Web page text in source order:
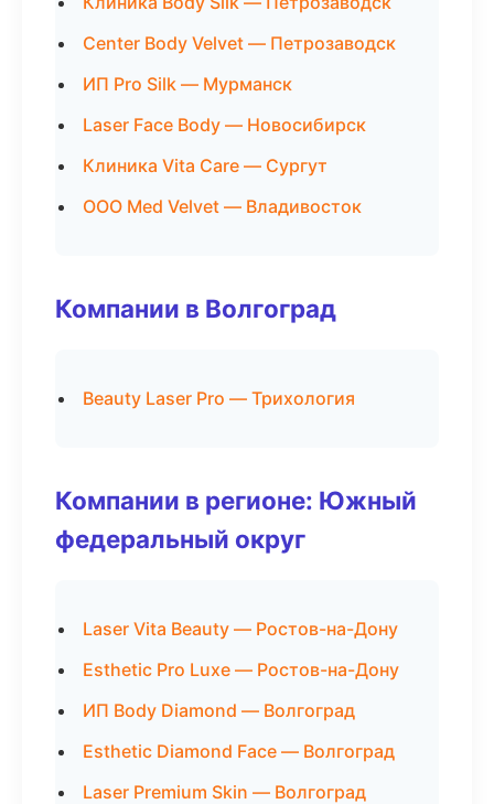
Center Body Velvet — Петрозаводск
ИП Pro Silk — Мурманск
Laser Face Body — Новосибирск
Клиника Vita Care — Сургут
ООО Med Velvet — Владивосток
Компании в Волгоград
Beauty Laser Pro — Трихология
Компании в регионе: Южный
федеральный округ
Laser Vita Beauty — Ростов-на-Дону
Esthetic Pro Luxe — Ростов-на-Дону
ИП Body Diamond — Волгоград
Esthetic Diamond Face — Волгоград
Laser Premium Skin — Волгоград